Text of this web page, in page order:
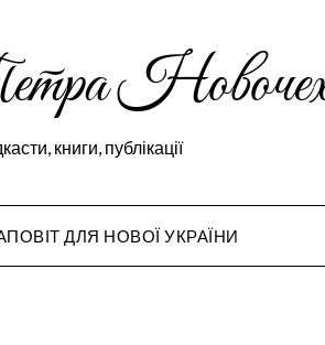
книги, публікації
ДЛЯ НОВОЇ УКРАЇНИ